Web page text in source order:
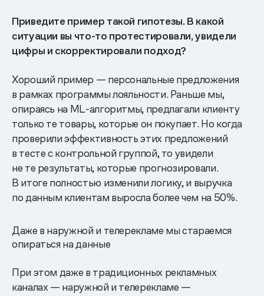
Приведите пример такой гипотезы. В какой
ситуации вы что-то протестировали, увидели
цифры и скорректировали подход?
Хороший пример — персональные предложения
в рамках программы лояльности. Раньше мы,
опираясь на ML-алгоритмы, предлагали клиенту
только те товары, которые он покупает. Но когда
проверили эффективность этих предложений
в тесте с контрольной группой, то увидели
не те результаты, которые прогнозировали.
В итоге полностью изменили логику, и выручка
по данным клиентам выросла более чем на 50%.
Даже в наружной и телерекламе мы стараемся
опираться на данные
При этом даже в традиционных рекламных
каналах — наружной и телерекламе —